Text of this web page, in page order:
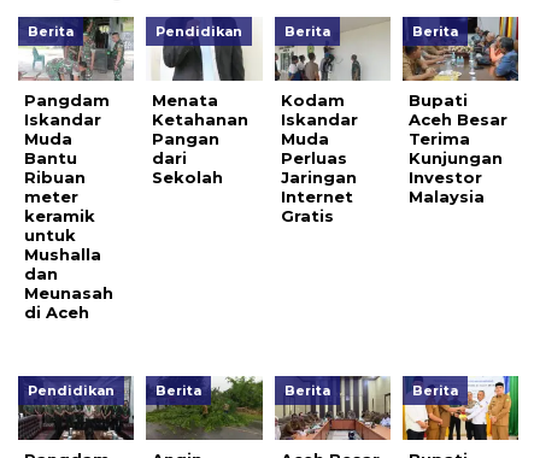
Berita
Pangdam
Iskandar
Muda
Bantu
Ribuan
meter
keramik
untuk
Mushalla
dan
Meunasah
di Aceh
Pendidikan
Menata
Ketahanan
Pangan
dari
Sekolah
Berita
Kodam
Iskandar
Muda
Perluas
Jaringan
Internet
Gratis
Berita
Bupati
Aceh Besar
Terima
Kunjungan
Investor
Malaysia
Pendidikan Berita Berita Berita